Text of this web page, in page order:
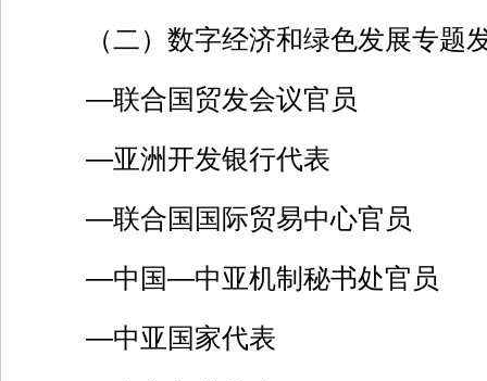
（二）数字经济和绿色发展专题
—联合国贸发会议官员
—亚洲开发银行代表
—联合国国际贸易中心官员
—中国—中亚机制秘书处官员
—中亚国家代表